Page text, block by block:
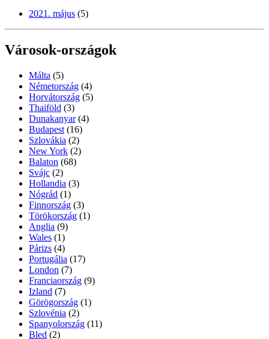
2021. május (5)
Városok-országok
Málta (5)
Németország (4)
Horvátország (5)
Thaiföld (3)
Dunakanyar (4)
Budapest (16)
Szlovákia (2)
New York (2)
Balaton (68)
Svájc (2)
Hollandia (3)
Nógrád (1)
Finnország (3)
Törökország (1)
Anglia (9)
Wales (1)
Párizs (4)
Portugália (17)
London (7)
Franciaország (9)
Izland (7)
Görögország (1)
Szlovénia (2)
Spanyolország (11)
Bled (2)